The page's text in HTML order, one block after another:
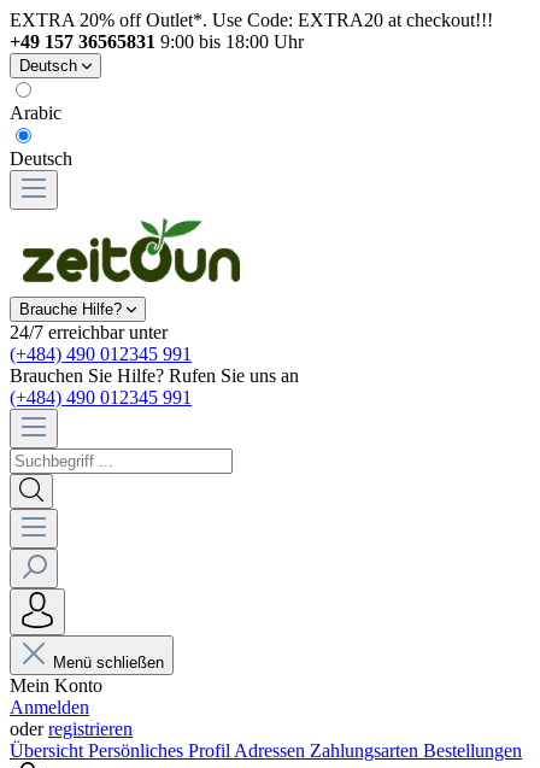
EXTRA 20% off Outlet*. Use Code: EXTRA20 at checkout!!!
+49 157 36565831 9:00 bis 18:00 Uhr
Deutsch
Arabic
Deutsch
Brauche Hilfe?
24/7 erreichbar unter
(+484) 490 012345 991
Brauchen Sie Hilfe? Rufen Sie uns an
(+484) 490 012345 991
Menü schließen
Mein Konto
Anmelden
oderregistrieren
Übersicht Persönliches Profil Adressen Zahlungsarten Bestellungen